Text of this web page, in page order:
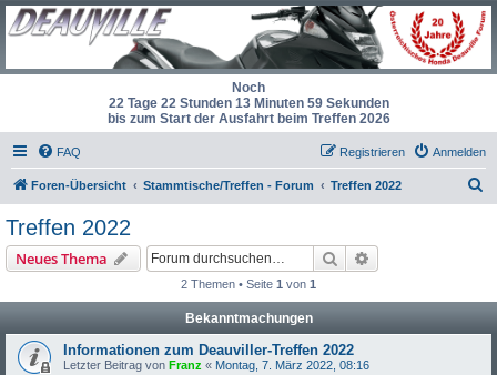
Noch
22 Tage 22 Stunden 13 Minuten 59 Sekunden
bis zum Start der Ausfahrt beim Treffen 2026
FAQ Anmelden
Registrieren
Foren-Übersicht Stammtische/Treffen - Forum Treffen 2022
Treffen 2022
Neues Thema Suche
2 Themen • Seite 1 von 1
Bekanntmachungen
Informationen zum Deauviller-Treffen 2022
Letzter Beitrag von Franz « Montag, 7. März 2022, 08:16